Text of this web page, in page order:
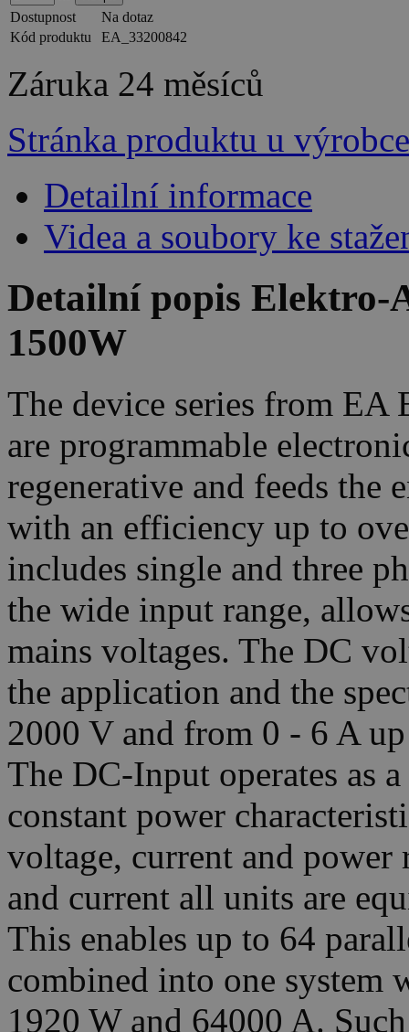
Dostupnost
Na dotaz
Kód produktu
EA_33200842
Záruka 24 měsíců
Stránka produktu u výrobce
Detailní informace
Videa a soubory ke
Detailní popis Elektro-
1500W
The device series from
are programmable
regenerative and feeds the
with an efficiency up to
includes single and three
the wide input range,
mains voltages. The DC
the application and the
2000 V and from 0 - 6 A
The DC-Input operates as
constant power
voltage, current and power
and current all units are
This enables up to 64
combined into one system
1920 W and 64000 A.